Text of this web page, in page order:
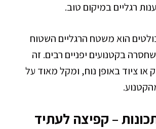
רגליים במיקום טוב.
הוא משטח הרגליים השטוח
בקטנועים יפניים רבים. זה
או ציוד באופן נוח, ומקל מאוד על
– קפיצה לעתיד